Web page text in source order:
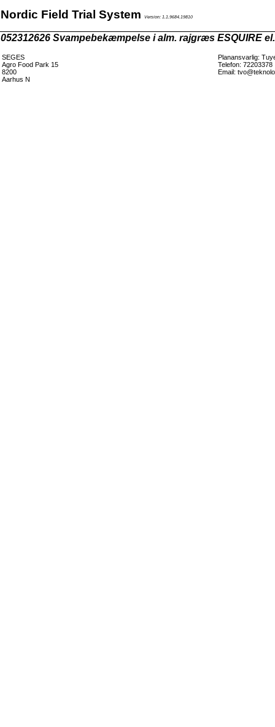
Nordic Field Trial System Version: 1.1.9684.19810
052312626 Svampebekæmpelse i alm. rajgræs ESQUIRE
SEGES
Agro Food Park 15
8200
Aarhus N
Planansvarlig:
Telefon: 72203378
Email: